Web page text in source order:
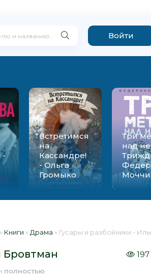
Войти
-
Встретимся
на
Кассандре!
- Ольга
Громыко
Три
над
» Книги » Драма » Гусары и разбойники - Илья Бровтман 📕 - Книга
Бровтман 197
полностью